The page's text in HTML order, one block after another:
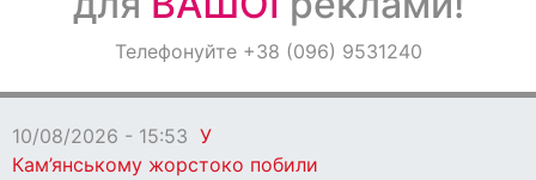
ОголошенняТелефонуйте +38 (096) 9531240
10/08/2026 - 15:53 У
Кам’янському жорстоко побили